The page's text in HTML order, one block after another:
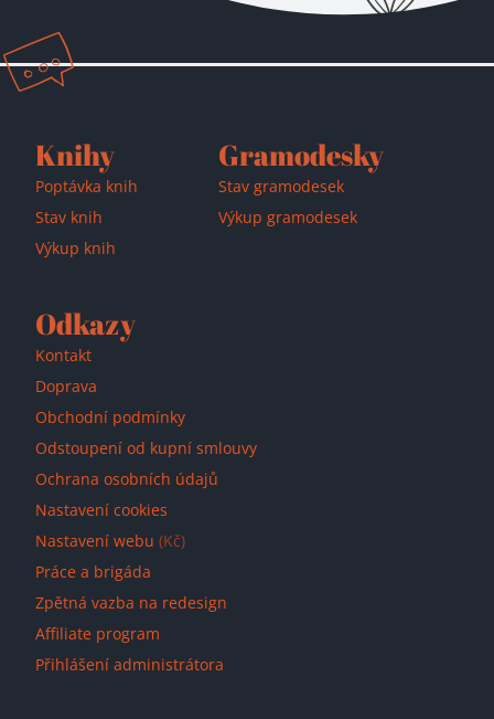
Přidáno do košíku!
Knihy
Poptávka knih
Stav knih
Výkup knih
Gramodesky
Stav gramodesek
Výkup gramodesek
Odkazy
Kontakt
Doprava
Obchodní podmínky
Odstoupení od kupní smlouvy
Ochrana osobních údajů
Nastavení cookies
Nastavení webu (Kč)
Práce a brigáda
Zpětná vazba na redesign
Affiliate program
Přihlášení administrátora